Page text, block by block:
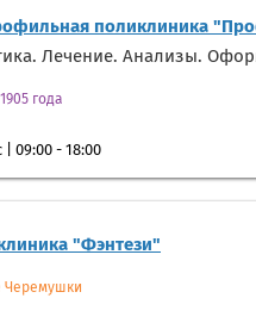
поликлиника
Лечение. Анализы.
года
09:00 - 18:00
"Фэнтези"
Черемушки